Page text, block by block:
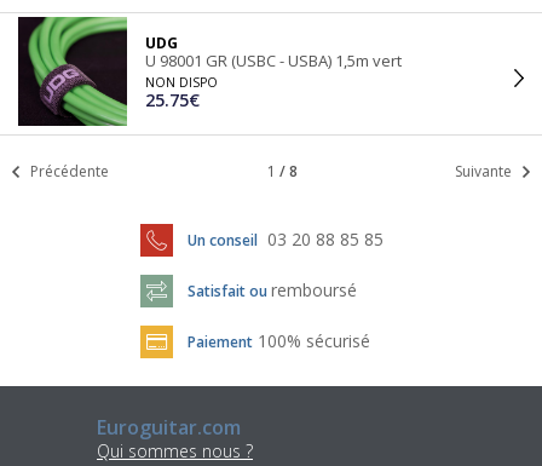
UDG
U 98001 GR (USBC - USBA) 1,5m vert
NON DISPO
25.75€
Précédente 1 /8 Suivante
Un conseil 03 20 88 85 85
Satisfait ou remboursé
Paiement 100% sécurisé
Euroguitar.com
Qui sommes nous ?